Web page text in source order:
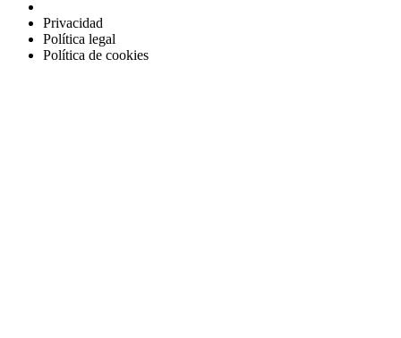
Privacidad
Política legal
Política de cookies